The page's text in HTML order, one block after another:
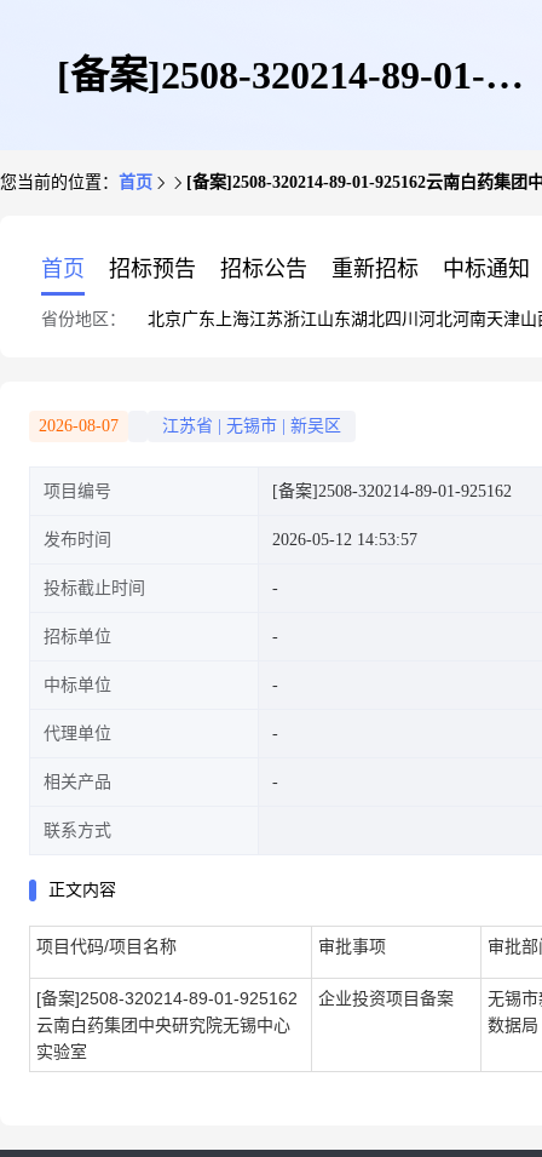
[备案]2508-320214-89-01-
您当前的位置： 首页 [备案]2508-320214-89-01-925162云南白药集团
首页 招标预告 招标公告 重新招标 中标通知
省份地区： 北京广东 上海江苏浙江山东湖北四川 河北河南天津山
2026-08-07 江苏省 无锡市 新吴区
项目编号 [备案]2508-320214-89-01-925162
发布时间 2026-05-12 14:53:57
投标截止时间
招标单位
中标单位
代理单位
相关产品
联系方式
正文内容
项目代码/项目名称 审批事项 审批部
[备案]2508-320214-89-01-925162
云南白药集团中央研究院无锡中心
实验室
企业投资项目备案
无锡
数据局